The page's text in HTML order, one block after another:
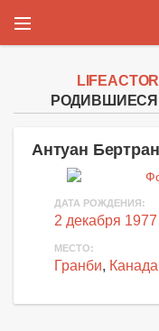
LIFEACTOR
РОДИВШИЕСЯ
Антуан Бертран
ДАТА РОЖДЕНИЯ:
2 декабря 1977
МЕСТО:
Гранби, Канада